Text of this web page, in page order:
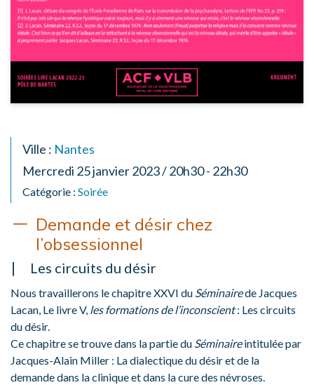
Ville : Nantes
Mercredi 25 janvier 2023 / 20h30 - 22h30
Catégorie : Soirée
Demande et désir chez
l’obsessionnel
Les circuits du désir
Nous travaillerons le chapitre XXVI du Séminairede Jacques
Lacan, Le livre V, les formations de l’inconscient: Les circuits
du désir.
Ce chapitre se trouve dans la partie du Séminaireintitulée par
Jacques-Alain Miller : La dialectique du désir et de la
demande dans la clinique et dans la cure des névroses.